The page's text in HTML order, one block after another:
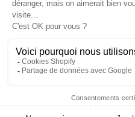
EN SAVOIR PLUS
GET CHEF CARO'S
Tous les droits sont